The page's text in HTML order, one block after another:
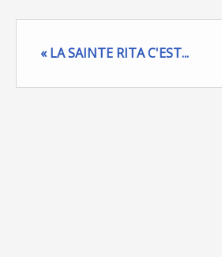
« LA SAINTE RITA C'EST...